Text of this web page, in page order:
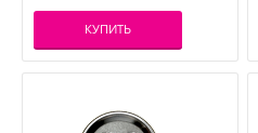
КУПИТЬ